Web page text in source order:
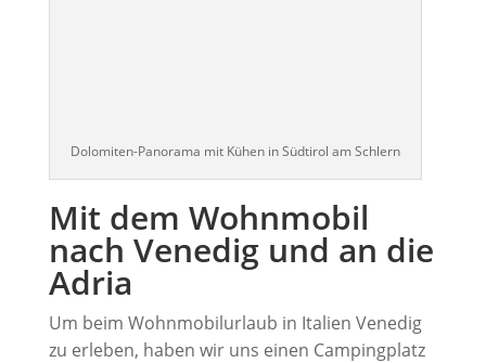
Dolomiten-Panorama mit Kühen in Südtirol am Schlern
Mit dem Wohnmobil
nach Venedig und an die
Adria
Um beim Wohnmobilurlaub in Italien Venedig
zu erleben, haben wir uns einen Campingplatz